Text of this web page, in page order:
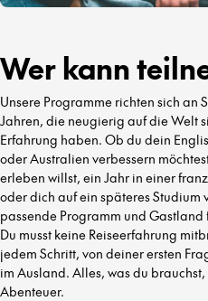
Wer kann
Unsere Programme richten sich an
Jahren, die neugierig auf die Welt
Erfahrung haben. Ob du dein
oder Australien verbessern
erleben willst, ein Jahr in einer
oder dich auf ein späteres Studium
passende Programm und Gastland
Du musst keine Reiseerfahrung
jedem Schritt, von deiner ersten
im Ausland. Alles, was du
Abenteuer.